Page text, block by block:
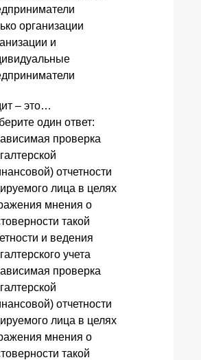
организации
и
– это…
один ответ:
проверка
отчетности
лица в целях
мнения о
такой
и ведения
учета
проверка
отчетности
лица в целях
мнения о
такой